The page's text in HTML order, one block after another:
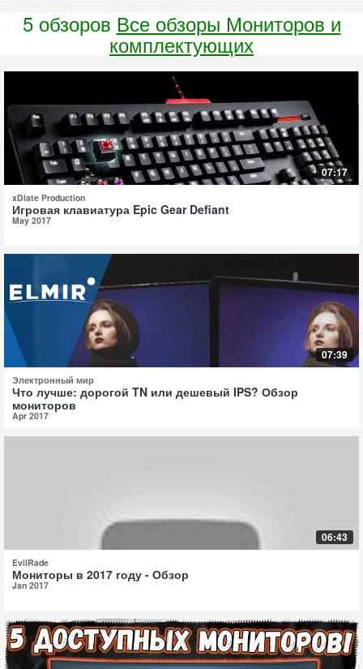
5 обзоров Все обзоры Мониторов и
комплектующих
07:17
xDlate Production
Игровая клавиатура Epic Gear Defiant
May 2017
07:39
Электронный мир
Что лучше: дорогой TN или дешевый IPS? Обзор
мониторов
Apr 2017
06:43
EvilRade
Мониторы в 2017 году - Обзор
Jan 2017